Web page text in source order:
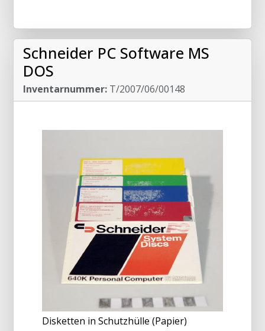
Schneider PC Software MS
DOS
Inventarnummer: T/2007/06/00148
Disketten in Schutzhülle (Papier)